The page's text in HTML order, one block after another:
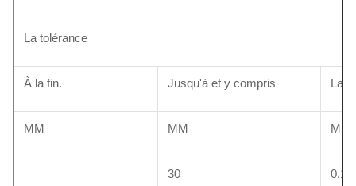
La tolérance
À la fin. Jusqu'à et y compris La
MM MM
30 0.10